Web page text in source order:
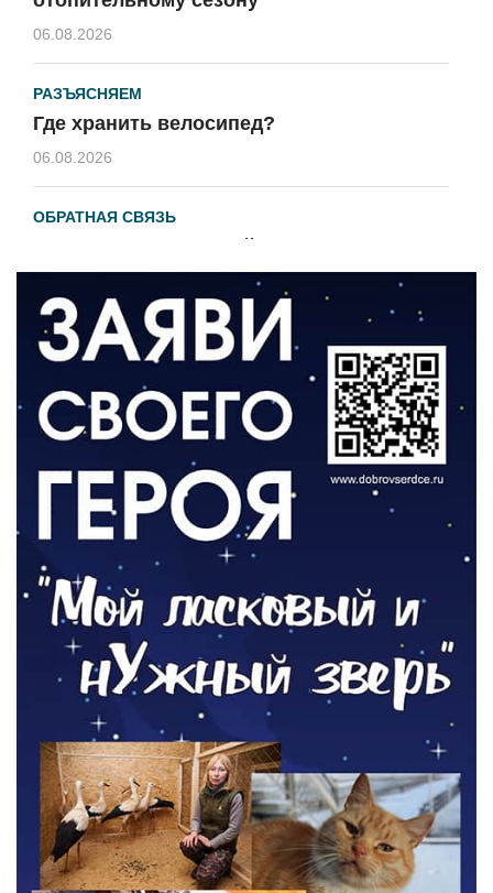
06.08.2026
РАЗЪЯСНЯЕМ
Где хранить велосипед?
06.08.2026
ОБРАТНАЯ СВЯЗЬ
Администрация онлайн
ВЛАСТЬ
День памяти и «Симфония народов»
06.08.2026
Новый настил на экотропе
05.08.2026